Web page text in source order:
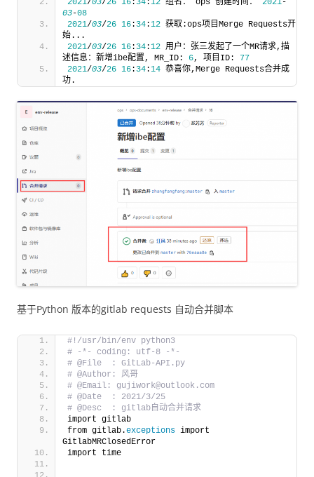
2021/03/26 16: 34: 12 组名： ops 创建时间： 2021-
03-08
2021/03/26 16: 34:12 获取:ops项目Merge Requests开
始...
2021/03/26 16: 34:12 用户：张三发起了一个MR请求,描
述信息：新增ibe配置, MR_ID: 6, 项目ID: 77
2021/03/26 16: 34:14 恭喜你,Merge Requests合并成
功.
基于Python 版本的gitlab requests 自动合并脚本
#!/usr/bin/env python3
# -*- coding: utf-8 -*-
# @File  : GitLab-API.py
# @Author: 风哥
# @Email: gujiwork@outlook.com
# @Date  : 2021/3/25
# @Desc  : gitlab自动合并请求
import gitlab
from gitlab.exceptions import
GitlabMRClosedError
import time